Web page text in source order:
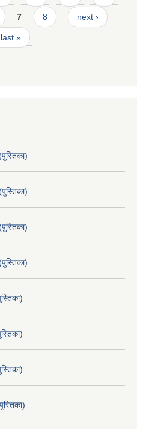
7 8 next ›
last »